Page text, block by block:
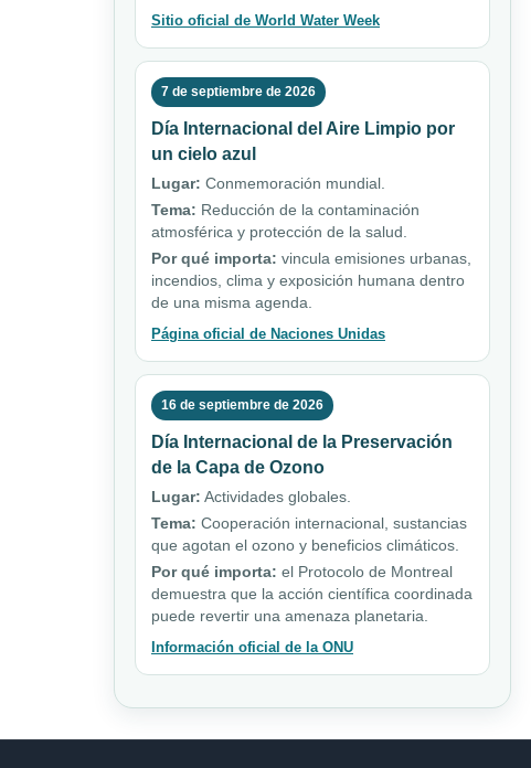
Sitio oficial de World Water Week
7 de septiembre de 2026
Día Internacional del Aire Limpio por
un cielo azul
Lugar: Conmemoración mundial.
Tema: Reducción de la contaminación
atmosférica y protección de la salud.
Por qué importa: vincula emisiones urbanas,
incendios, clima y exposición humana dentro
de una misma agenda.
Página oficial de Naciones Unidas
16 de septiembre de 2026
Día Internacional de la Preservación
de la Capa de Ozono
Lugar: Actividades globales.
Tema: Cooperación internacional, sustancias
que agotan el ozono y beneficios climáticos.
Por qué importa: el Protocolo de Montreal
demuestra que la acción científica coordinada
puede revertir una amenaza planetaria.
Información oficial de la ONU